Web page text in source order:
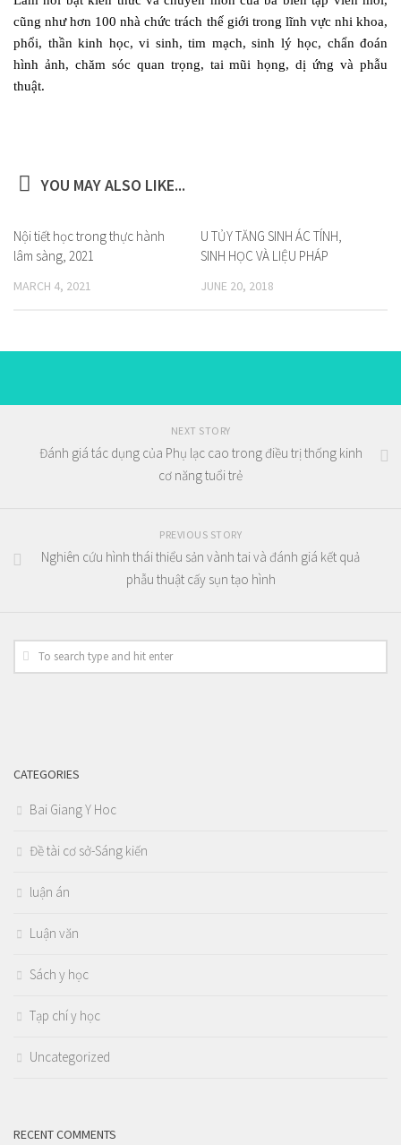
cũng như hơn 100 nhà chức trách thế giới trong lĩnh vực nhi khoa,
phổi, thần kinh học, vi sinh, tim mạch, sinh lý học, chẩn đoán
hình ảnh, chăm sóc quan trọng, tai mũi họng, dị ứng và phẫu
thuật.
YOU MAY ALSO LIKE...
Nội tiết học trong thực hành
lâm sàng, 2021
MARCH 4, 2021
U TỦY TĂNG SINH ÁC TÍNH,
SINH HỌC VÀ LIỆU PHÁP
JUNE 20, 2018
NEXT STORY
Đánh giá tác dụng của Phụ lạc cao trong điều trị thống kinh
cơ năng tuổi trẻ
PREVIOUS STORY
Nghiên cứu hình thái thiểu sản vành tai và đánh giá kết quả
phẫu thuật cấy sụn tạo hình
CATEGORIES
Bai Giang Y Hoc
Đề tài cơ sở-Sáng kiến
luận án
Luận văn
Sách y học
Tạp chí y học
Uncategorized
RECENT COMMENTS